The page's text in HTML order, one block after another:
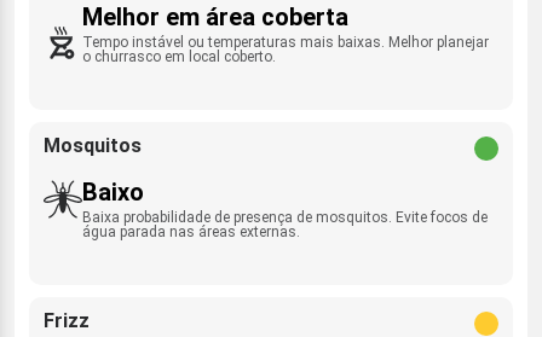
Melhor em área coberta
Tempo instável ou temperaturas mais baixas. Melhor planejar
o churrasco em local coberto.
Mosquitos
Baixo
Baixa probabilidade de presença de mosquitos. Evite focos de
água parada nas áreas externas.
Frizz